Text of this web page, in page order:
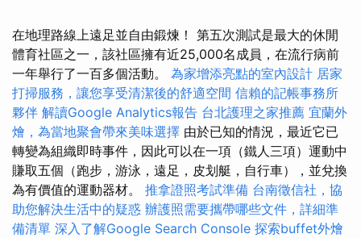
在地理路線上遠足並自由鍛煉！ 第五次測試是最大的休閒
體育社區之一，該社區擁有近25,000名成員，在流行病前
一年舉行了一百多個活動。 為家增添亮點的室內設計 居家
打掃服務，讓您享受清潔後的舒適空間 信賴的記帳事務所
夥伴 解讀Google Analytics報告 台北護理之家推薦 宜蘭外
燴，為當地聚會帶來美味選擇 由於已知的情況，最近它已
轉變為組織即時事件，因此可以在一項（鐵人三項）運動中
賺取五個（跑步，游泳，遠足，皮划艇，自行車），並兌換
為有價值的運動器材。 推拿證照考試準備 台南徵信社，協
助您解決生活中的疑惑 辦護照需要攜帶哪些文件，詳細準
備清單 深入了解Google Search Console 探索buffet外燴